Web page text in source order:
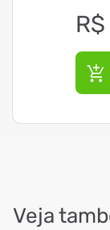
R$
Veja